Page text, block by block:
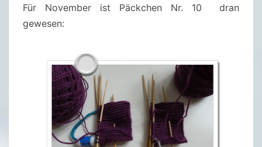
M
1
Für November ist Päckchen Nr. 10 dran
gewesen: